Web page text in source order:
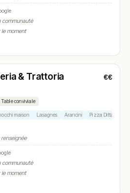
communauté
moment
& Trattoria €€
Table conviviale
maison Lasagnes Arancini Pizza Ditta à la
renseignée
communauté
moment